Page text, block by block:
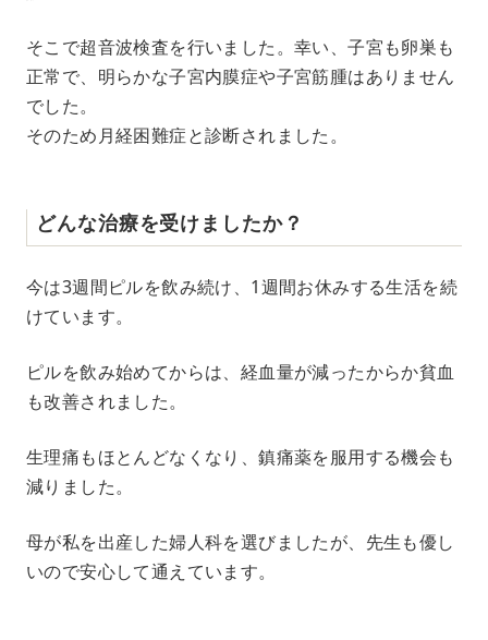
そこで超音波検査を行いました。幸い、子宮も卵巣も
正常で、明らかな子宮内膜症や子宮筋腫はありません
でした。
そのため月経困難症と診断されました。
どんな治療を受けましたか？
今は3週間ピルを飲み続け、1週間お休みする生活を続
けています。
ピルを飲み始めてからは、経血量が減ったからか貧血
も改善されました。
生理痛もほとんどなくなり、鎮痛薬を服用する機会も
減りました。
母が私を出産した婦人科を選びましたが、先生も優し
いので安心して通えています。